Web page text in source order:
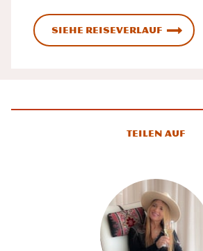
Siehe Reiseverlauf
Teilen auf